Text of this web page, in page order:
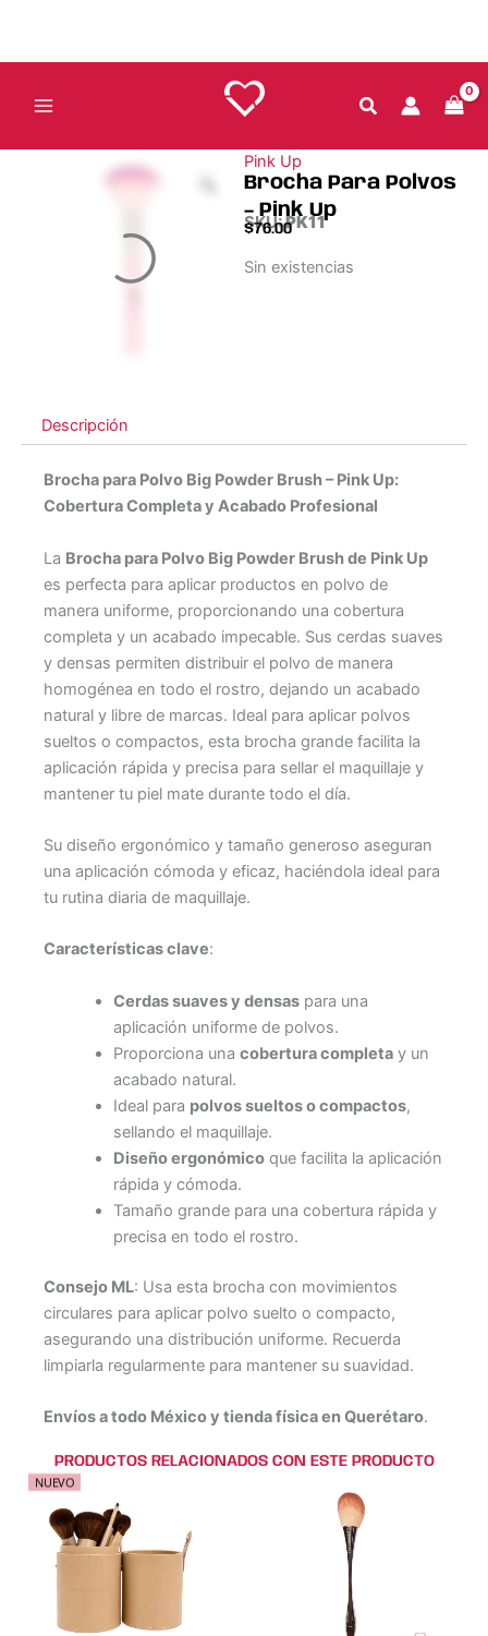
contenido
Pink Up
Brocha Para Polvos
– Pink Up
SKU:PK11
$76.00
Sin existencias
Descripción
Brocha para Polvo Big Powder Brush – Pink Up:
Cobertura Completa y Acabado Profesional
La Brocha para Polvo Big Powder Brush de Pink Up
es perfecta para aplicar productos en polvo de
manera uniforme, proporcionando una cobertura
completa y un acabado impecable. Sus cerdas suaves
y densas permiten distribuir el polvo de manera
homogénea en todo el rostro, dejando un acabado
natural y libre de marcas. Ideal para aplicar polvos
sueltos o compactos, esta brocha grande facilita la
aplicación rápida y precisa para sellar el maquillaje y
mantener tu piel mate durante todo el día.
Su diseño ergonómico y tamaño generoso aseguran
una aplicación cómoda y eficaz, haciéndola ideal para
tu rutina diaria de maquillaje.
Características clave:
Cerdas suaves y densaspara una
aplicación uniforme de polvos.
Proporciona una cobertura completay un
acabado natural.
Ideal para polvos sueltos o compactos,
sellando el maquillaje.
Diseño ergonómicoque facilita la aplicación
rápida y cómoda.
Tamaño grande para una cobertura rápida y
precisa en todo el rostro.
Consejo ML: Usa esta brocha con movimientos
circulares para aplicar polvo suelto o compacto,
asegurando una distribución uniforme. Recuerda
limpiarla regularmente para mantener su suavidad.
Envíos a todo México y tienda física en Querétaro.
PRODUCTOS RELACIONADOS CON ESTE PRODUCTO
NUEVO
producto
tiene
múltiples
variantes.
Las
múltiples
variantes.